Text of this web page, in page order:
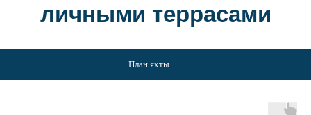
личными террасами
План яхты